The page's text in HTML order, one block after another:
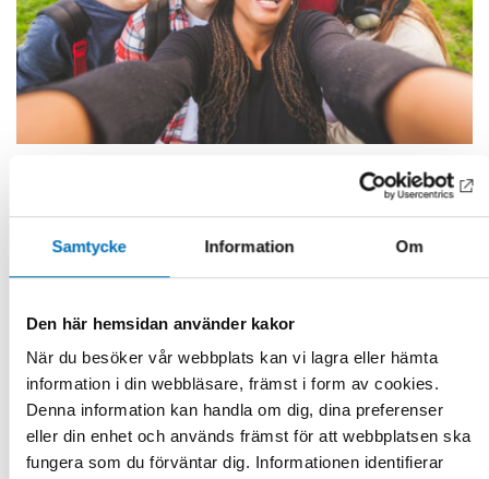
Samtycke Information Om
Den här hemsidan använder kakor
När du besöker vår webbplats kan vi lagra eller hämta
information i din webbläsare, främst i form av cookies.
Denna information kan handla om dig, dina preferenser
eller din enhet och används främst för att webbplatsen ska
fungera som du förväntar dig. Informationen identifierar
Nordic youth organisations invited to raise
their voice on mental wellbeing
What does youth need to increase mental wellbeing? That is
organisations meet fo [...]